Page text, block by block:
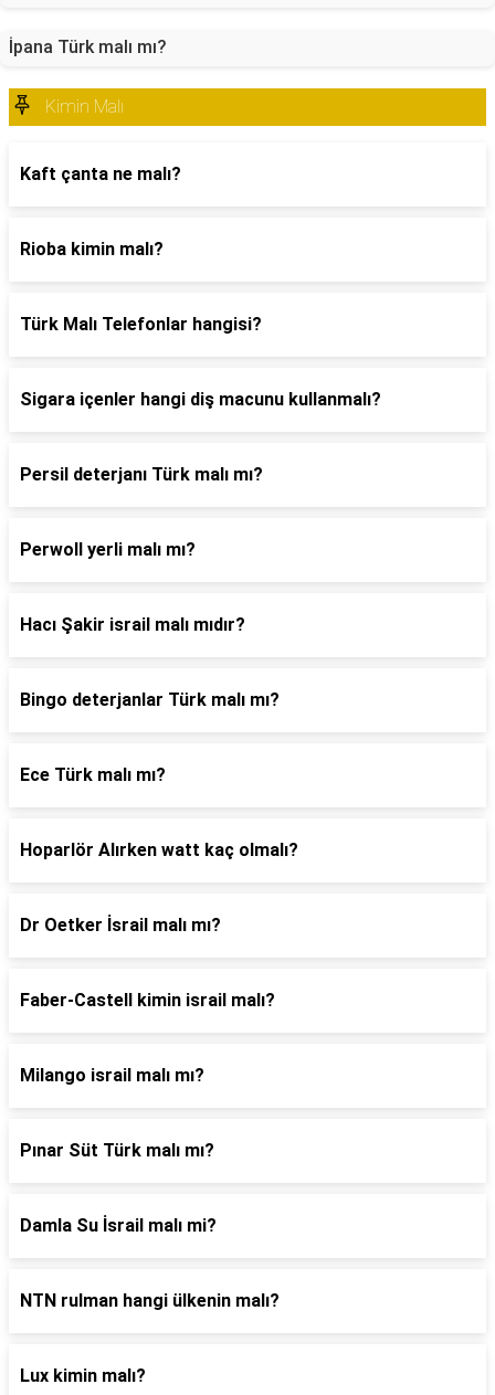
İpana Türk malı mı?
Kimin Malı
Kaft çanta ne malı?
Rioba kimin malı?
Türk Malı Telefonlar hangisi?
Sigara içenler hangi diş macunu kullanmalı?
Persil deterjanı Türk malı mı?
Perwoll yerli malı mı?
Hacı Şakir israil malı mıdır?
Bingo deterjanlar Türk malı mı?
Ece Türk malı mı?
Hoparlör Alırken watt kaç olmalı?
Dr Oetker İsrail malı mı?
Faber-Castell kimin israil malı?
Milango israil malı mı?
Pınar Süt Türk malı mı?
Damla Su İsrail malı mi?
NTN rulman hangi ülkenin malı?
Lux kimin malı?